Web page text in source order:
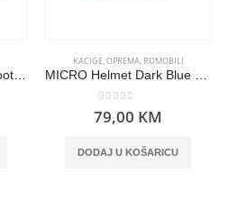
Micro PC Helmet 3D Scootersaurus M
KACIGE,OPREMA, ROMOBILI
MICRO Helmet Dark Blue Metallic M
0out of 5
79,00 KM
DODAJ U KOŠARICU